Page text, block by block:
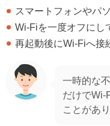
スマートフォンやパ
Wi-Fiを一度オフにし
再起動後にWi-Fiへ接
一時的な
だけでWi-
ことがあ